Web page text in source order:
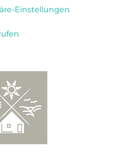
Einstellungen